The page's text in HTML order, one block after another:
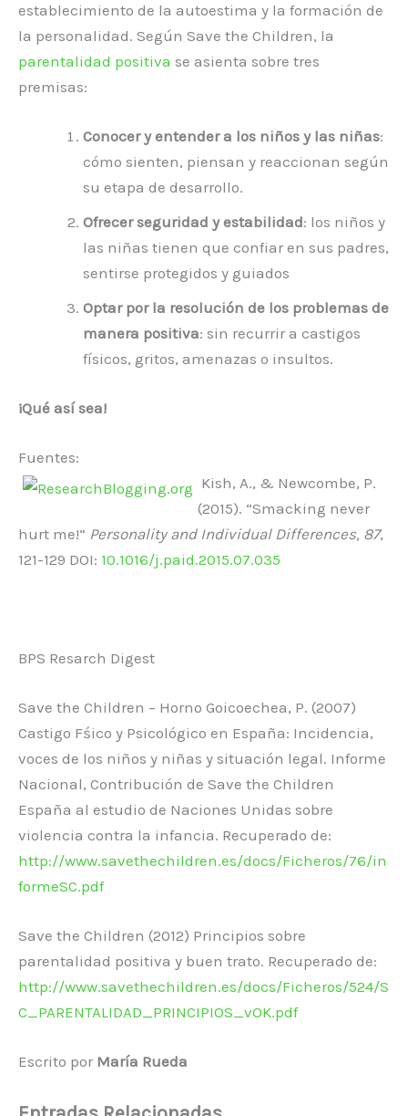
establecimiento de la autoestima y la formación de
la personalidad. Según Save the Children, la
parentalidad positiva se asienta sobre tres
premisas:
Conocer y entender a los niños y las niñas:
cómo sienten, piensan y reaccionan según
su etapa de desarrollo.
Ofrecer seguridad y estabilidad: los niños y
las niñas tienen que confiar en sus padres,
sentirse protegidos y guiados
Optar por la resolución de los problemas de
manera positiva: sin recurrir a castigos
físicos, gritos, amenazas o insultos.
¡Qué así sea!
Fuentes:
Kish, A., & Newcombe, P.
(2015). “Smacking never
hurt me!” Personality and Individual Differences, 87,
121-129 DOI: 10.1016/j.paid.2015.07.035
BPS Resarch Digest
Save the Children – Horno Goicoechea, P. (2007)
Castigo Fśico y Psicológico en España: Incidencia,
voces de los niños y niñas y situación legal. Informe
Nacional, Contribución de Save the Children
España al estudio de Naciones Unidas sobre
violencia contra la infancia. Recuperado de:
http://www.savethechildren.es/docs/Ficheros/76/in
formeSC.pdf
Save the Children (2012) Principios sobre
parentalidad positiva y buen trato. Recuperado de:
http://www.savethechildren.es/docs/Ficheros/524/S
C_PARENTALIDAD_PRINCIPIOS_vOK.pdf
Escrito por María Rueda